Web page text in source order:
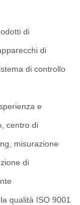
di
di
di controllo
e
centro di
misurazione
di
qualità ISO 9001